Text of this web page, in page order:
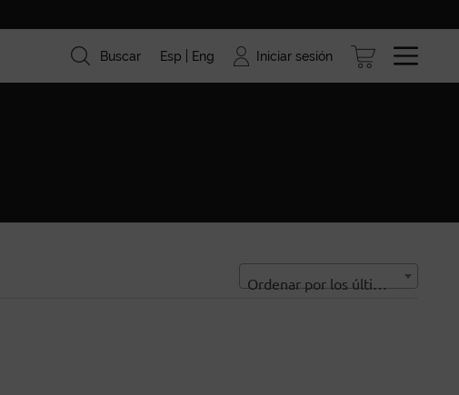
Modelismo Marcas Blog
Buscar Esp Eng Iniciar sesión
Ordenar por los últimos